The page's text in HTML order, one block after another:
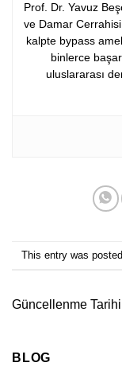
Prof. Dr. Yavuz
ve Damar Cerrahisi
kalpte bypass
binlerce
uluslararası
This entry was
Güncellenme
BLOG